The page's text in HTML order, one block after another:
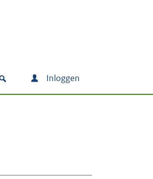
Inloggen